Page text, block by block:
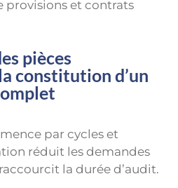
provisions et contrats
pièces
constitution d’un
par cycles et
réduit les demandes
la durée d’audit.